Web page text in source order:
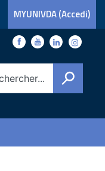
MYUNIVDA (Accedi)
Facebook
YoutubeYoutube